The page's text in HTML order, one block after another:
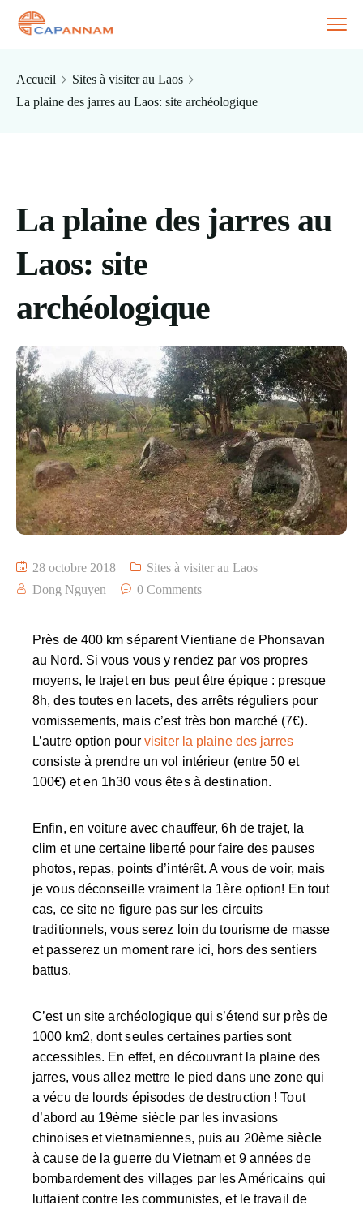
Accueil
Sites à visiter au Laos
La plaine des jarres au Laos: site archéologique
La plaine des jarres au
Laos: site
archéologique
28 octobre 2018
Sites à visiter au Laos
Dong Nguyen
0 Comments
Près de 400 km séparent Vientiane de Phonsavan
au Nord. Si vous vous y rendez par vos propres
moyens, le trajet en bus peut être épique : presque
8h, des toutes en lacets, des arrêts réguliers pour
vomissements, mais c’est très bon marché (7€).
L’autre option pour visiter la plaine des jarres
consiste à prendre un vol intérieur (entre 50 et
100€) et en 1h30 vous êtes à destination.
Enfin, en voiture avec chauffeur, 6h de trajet, la
clim et une certaine liberté pour faire des pauses
photos, repas, points d’intérêt. A vous de voir, mais
je vous déconseille vraiment la 1ère option! En tout
cas, ce site ne figure pas sur les circuits
traditionnels, vous serez loin du tourisme de masse
et passerez un moment rare ici, hors des sentiers
battus.
C’est un site archéologique qui s’étend sur près de
1000 km2, dont seules certaines parties sont
accessibles. En effet, en découvrant la plaine des
jarres, vous allez mettre le pied dans une zone qui
a vécu de lourds épisodes de destruction ! Tout
d’abord au 19ème siècle par les invasions
chinoises et vietnamiennes, puis au 20ème siècle
à cause de la guerre du Vietnam et 9 années de
bombardement des villages par les Américains qui
luttaient contre les communistes, et le travail de